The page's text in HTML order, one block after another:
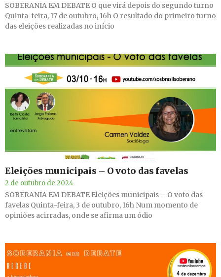
SOBERANIA EM DEBATE O que virá depois do segundo turno
Quinta-feira, 17 de outubro, 16h O resultado do primeiro turno
das eleições realizadas no início
Eleições municipais – O voto das favelas
2 de outubro de 2024
SOBERANIA EM DEBATE Eleições municipais – O voto das
favelas Quinta-feira, 3 de outubro, 16h Num momento de
opiniões acirradas, onde se afirma um ódio